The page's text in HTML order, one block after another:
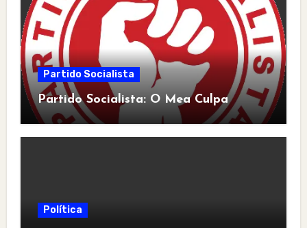
Partido Socialista
Partido Socialista: O Mea Culpa
Política